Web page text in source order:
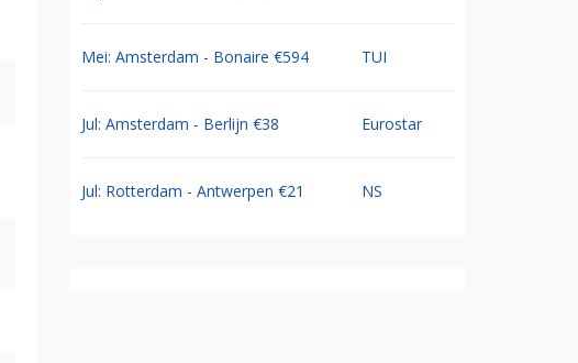
Mei: Amsterdam - Bonaire €594 TUI
Jul: Amsterdam - Berlijn €38 Eurostar
Jul: Rotterdam - Antwerpen €21 NS